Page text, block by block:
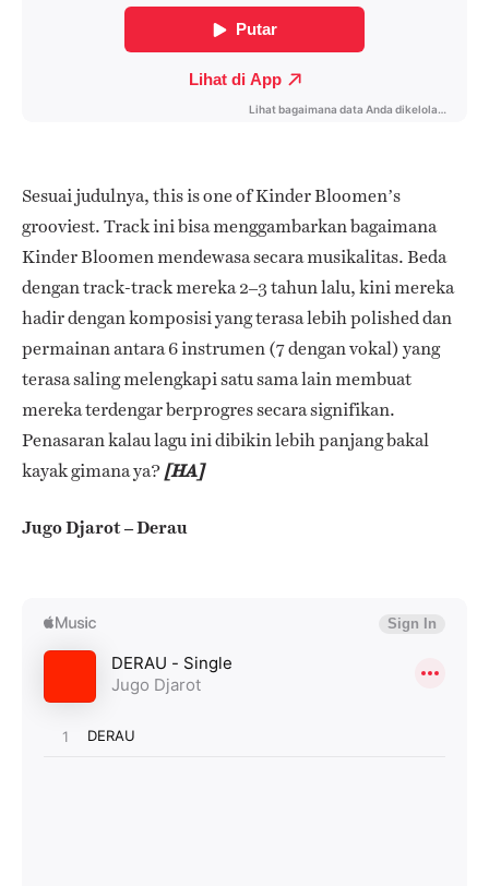
Sesuai judulnya, this is one of Kinder Bloomen’s
grooviest.Track ini bisa menggambarkan bagaimana
Kinder Bloomen mendewasa secara musikalitas.Beda
dengan track-track mereka 2–3 tahun lalu, kini mereka
hadir dengan komposisi yang terasa lebih polished dan
permainan antara 6 instrumen (7 dengan vokal) yang
terasa saling melengkapisatu sama lain membuat
mereka terdengar berprogres secara signifikan.
Penasaran kalau lagu ini dibikin lebih panjang bakal
kayak gimana ya? [HA]
Jugo Djarot – Derau